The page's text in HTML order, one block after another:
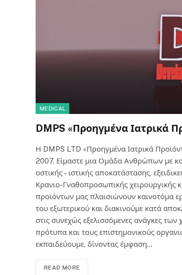
MEDICAL
DMPS «Προηγμένα Ιατρικά
Η DMPS LTD «Προηγμένα Ιατρικά
2007. Είμαστε μια Ομάδα Ανθρώπων με
οστικής – ιστικής αποκατάστασης,
Κρανιο-Γναθοπροσωπικής χειρουργικής
προϊόντων μας πλαισιώνουν καινοτόμα
του εξωτερικού και διακινούμε κατά
στις συνεχώς εξελισσόμενες ανάγκες
πρότυπα και τους επιστημονικούς
εκπαιδεύουμε, δίνοντας έμφαση…
READ MORE